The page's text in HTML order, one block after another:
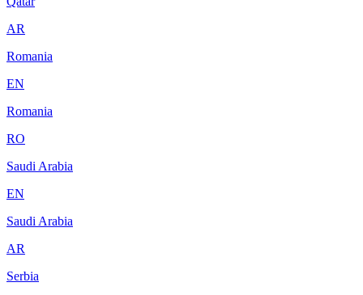
AR
Romania
EN
Romania
RO
Saudi Arabia
EN
Saudi Arabia
AR
Serbia